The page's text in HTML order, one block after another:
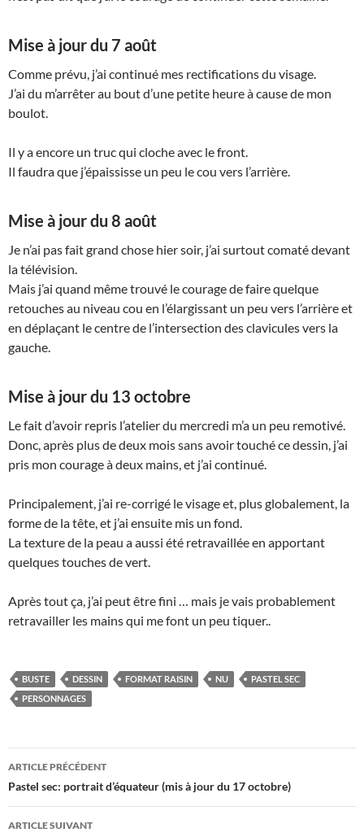
Mise à jour du 7 août
Comme prévu, j’ai continué mes rectifications du visage.
J’ai du m’arrêter au bout d’une petite heure à cause de mon
boulot.
Il y a encore un truc qui cloche avec le front.
Il faudra que j’épaississe un peu le cou vers l’arrière.
Mise à jour du 8 août
Je n’ai pas fait grand chose hier soir, j’ai surtout comaté devant
la télévision.
Mais j’ai quand même trouvé le courage de faire quelque
retouches au niveau cou en l’élargissant un peu vers l’arrière et
en déplaçant le centre de l’intersection des clavicules vers la
gauche.
Mise à jour du 13 octobre
Le fait d’avoir repris l’atelier du mercredi m’a un peu remotivé.
Donc, après plus de deux mois sans avoir touché ce dessin, j’ai
pris mon courage à deux mains, et j’ai continué.
Principalement, j’ai re-corrigé le visage et, plus globalement, la
forme de la tête, et j’ai ensuite mis un fond.
La texture de la peau a aussi été retravaillée en apportant
quelques touches de vert.
Après tout ça, j’ai peut être fini … mais je vais probablement
retravailler les mains qui me font un peu tiquer..
BUSTE DESSIN FORMAT RAISIN NU
PASTEL SEC
PERSONNAGES
Navigation
des
articles
ARTICLE PRÉCÉDENT
Pastel sec: portrait d’équateur (mis à jour du 17 octobre)
ARTICLE SUIVANT